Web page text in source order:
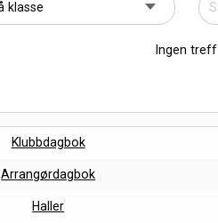
Ingen treff
Klubbdagbok
Arrangørdagbok
Haller